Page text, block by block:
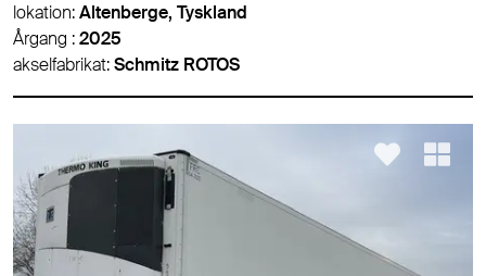
lokation:Altenberge, Tyskland
Årgang :2025
akselfabrikat:Schmitz ROTOS